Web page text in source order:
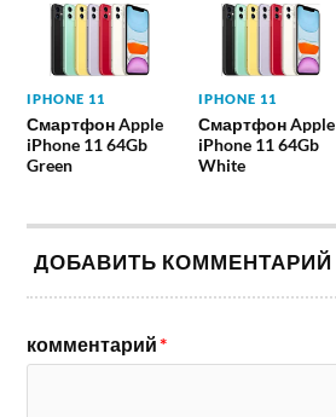
IPHONE 11
Смартфон Apple
iPhone 11 64Gb
Green
IPHONE 11
Смартфон Apple
iPhone 11 64Gb
White
ДОБАВИТЬ КОММЕНТАРИЙ
комментарий*